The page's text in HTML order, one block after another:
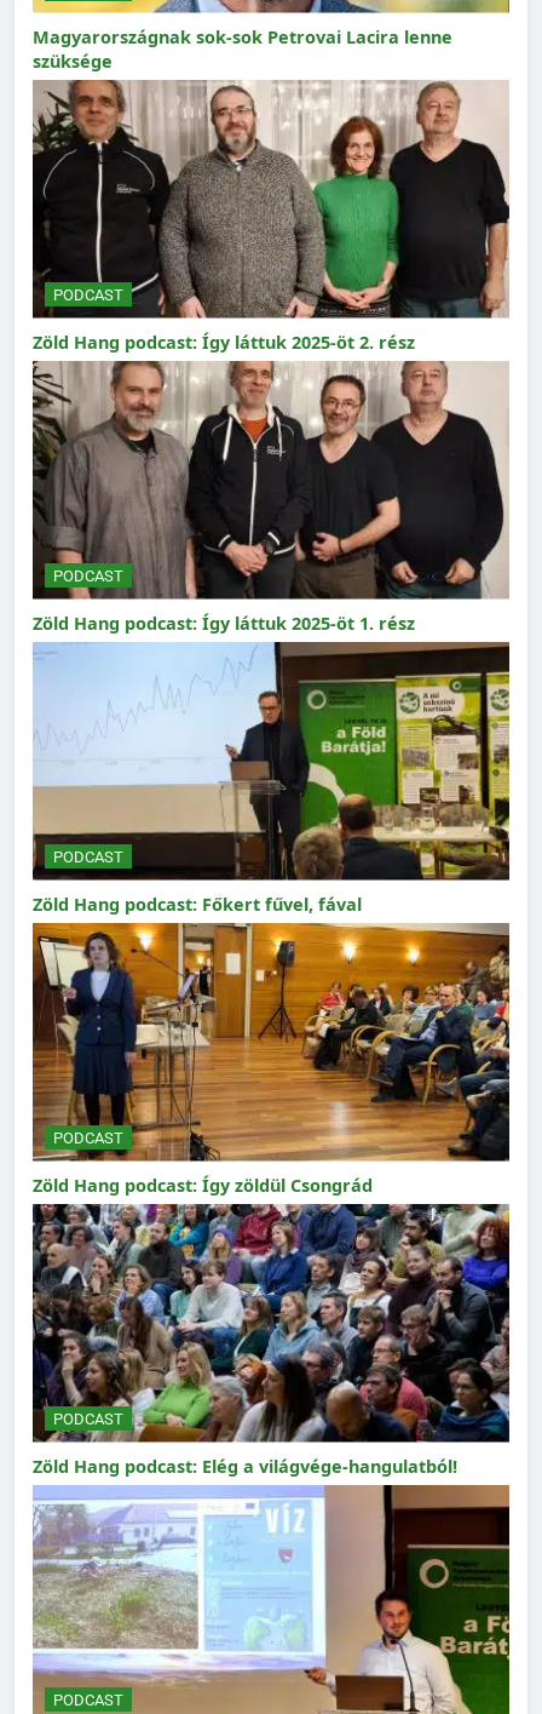
Magyarországnak sok-sok Petrovai Lacira lenne
szüksége
PODCAST
Zöld Hang podcast: Így láttuk 2025-öt 2. rész
PODCAST
Zöld Hang podcast: Így láttuk 2025-öt 1. rész
PODCAST
Zöld Hang podcast: Főkert fűvel, fával
PODCAST
Zöld Hang podcast: Így zöldül Csongrád
PODCAST
Zöld Hang podcast: Elég a világvége-hangulatból!
PODCAST